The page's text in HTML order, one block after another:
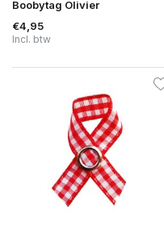
Boobytag Olivier
€4,95
Incl. btw